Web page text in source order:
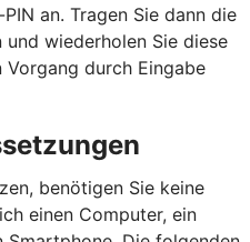
an. Tragen Sie dann die
wiederholen Sie diese
Vorgang durch Eingabe
benötigen Sie keine
einen Computer, ein